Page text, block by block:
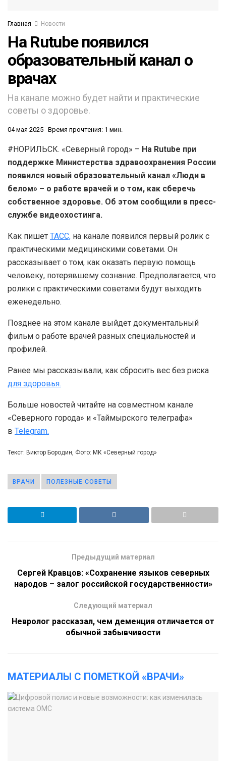
Главная Новости
На Rutube появился
образовательный канал о
врачах
На канале можно будет найти и практические
советы о здоровье.
04 мая 2025 Время прочтения: 1 мин.
#НОРИЛЬСК. «Северный город» – На Rutube при
поддержке Министерства здравоохранения России
появился новый образовательный канал «Люди в
белом» – о работе врачей и о том, как сберечь
собственное здоровье. Об этом сообщили в пресс-
службе видеохостинга.
Как пишет ТАСС, на канале появился первый ролик с
практическими медицинскими советами. Он
рассказывает о том, как оказать первую помощь
человеку, потерявшему сознание. Предполагается, что
ролики с практическими советами будут выходить
еженедельно.
Позднее на этом канале выйдет документальный
фильм о работе врачей разных специальностей и
профилей.
Ранее мы рассказывали, как сбросить вес без риска
для здоровья.
Больше новостей читайте на совместном канале
«Северного города» и «Таймырского телеграфа»
в Telegram.
Текст: Виктор Бородин, Фото: МК «Северный город»
ВРАЧИ ПОЛЕЗНЫЕ СОВЕТЫ
Предыдущий материал
Сергей Кравцов: «Сохранение языков северных
народов – залог российской государственности»
Следующий материал
Невролог рассказал, чем деменция отличается от
обычной забывчивости
МАТЕРИАЛЫ С ПОМЕТКОЙ «ВРАЧИ»